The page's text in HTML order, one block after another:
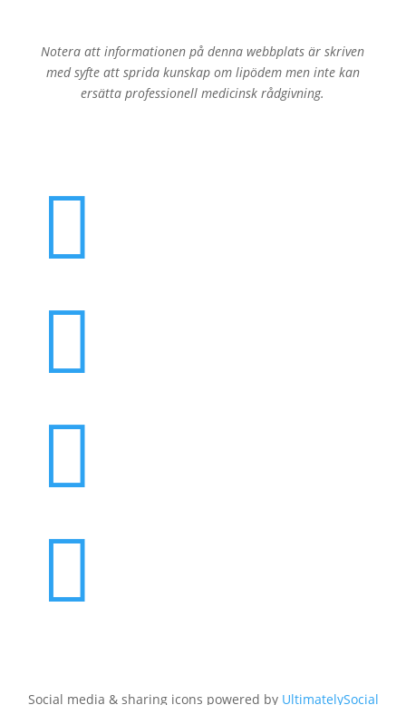
Notera att informationen på denna webbplats är skriven
med syfte att sprida kunskap om lipödem men inte kan
ersätta professionell medicinsk rådgivning.




Social media & sharing icons powered by UltimatelySocial